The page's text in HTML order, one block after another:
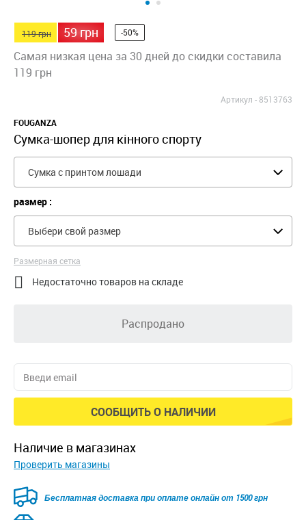
119 грн 59 грн -50%
Самая низкая цена за 30 дней до скидки составила
119 грн
Артикул -8513763
FOUGANZA
Сумка-шопер для кінного спорту
Сумка с принтом лошади
размер :
Выбери свой размер
Размерная сетка
 Недостаточно товаров на складе
Распродано
СООБЩИТЬ О НАЛИЧИИ
наличие в магазинах
Проверить магазины
Безкоштовна доставка для замовлень від 2500 грн при
оплаті онлайн